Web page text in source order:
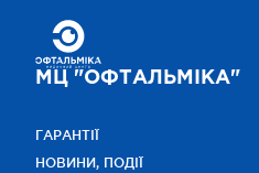
МЦ "ОФТАЛЬМІКА"
ГАРАНТІЇ
НОВИНИ, ПОДІЇ